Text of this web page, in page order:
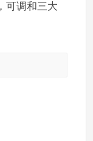
可调和三大